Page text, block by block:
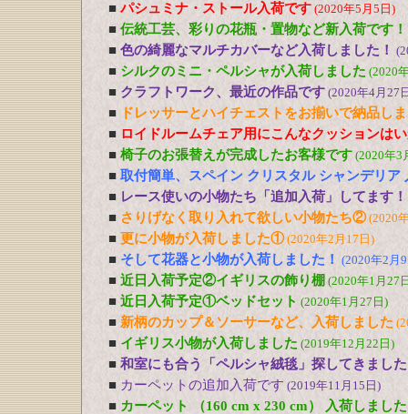
■ パシュミナ・ストール入荷です (2020年5月5日)
■ 伝統工芸、彩りの花瓶・置物など新入荷です！
■ 色の綺麗なマルチカバーなど入荷しました！
■ シルクのミニ・ペルシャが入荷しました (2020
■ クラフトワーク、最近の作品です (2020年4月27
■
ドレッサーとハイチェストをお揃いで納品し
■ ロイドルームチェア用にこんなクッションは
■ 椅子のお張替えが完成したお客様です (2020年3
■ 取付簡単、スペイン クリスタル シャンデリア
■ レース使いの小物たち「追加入荷」してます！
■ さりげなく取り入れて欲しい小物たち② (2020
■ 更に小物が入荷しました①(2020年2月17日)
■ そして花器と小物が入荷しました！ (2020年2月
■ 近日入荷予定②イギリスの飾り棚 (2020年1月27
■ 近日入荷予定①ベッドセット (2020年1月27日)
■ 新柄のカップ＆ソーサーなど、入荷しました
■ イギリス小物が入荷しました (2019年12月22日)
■ 和室にも合う「ペルシャ絨毯」探してきまし
■ カーペットの追加入荷です (2019年11月15日)
■ カーペット （160 cm x 230 cm） 入荷しました